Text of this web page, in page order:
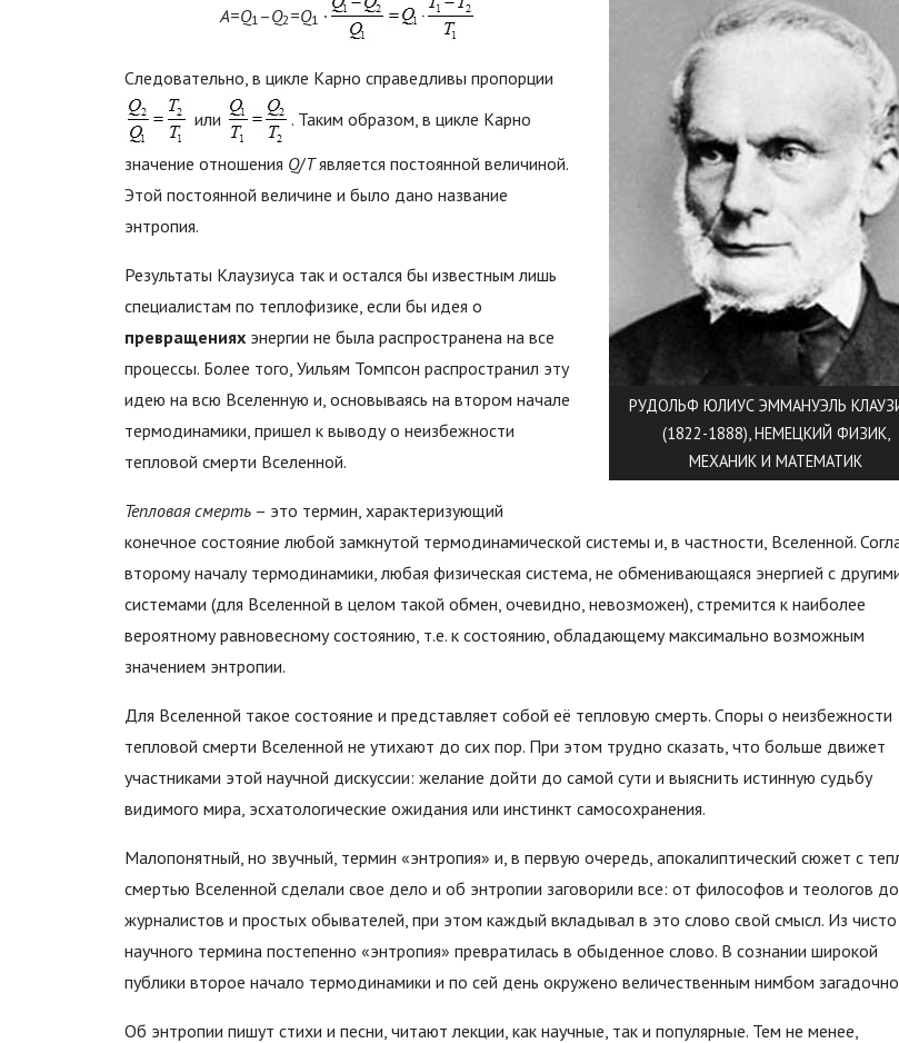
РУДОЛЬФ ЮЛИУС ЭММАНУЭЛЬ
(1822-1888), НЕМЕЦКИЙ ФИЗИК,
МЕХАНИК И МАТЕМАТИК
A=Q1 –Q2=Q1 ∙
Следовательно, в цикле Карно справедливы пропорции
или
. Таким образом, в цикле Карно
значение отношения Q/Tявляется постоянной величиной.
Этой постоянной величине и было дано название
энтропия.
Результаты Клаузиуса так и остался бы известным лишь
специалистам по теплофизике, если бы идея о
превращениях энергии не была распространена на все
процессы. Более того, Уильям Томпсон распространил эту
идею на всю Вселенную и, основываясь на втором начале
термодинамики, пришел к выводу о неизбежности
тепловой смерти Вселенной.
Тепловая смерть – это термин, характеризующий
конечное состояние любой замкнутой термодинамической системы и, в частности, Вселенной.
второму началу термодинамики, любая физическая система, не обменивающаяся энергией с
системами (для Вселенной в целом такой обмен, очевидно, невозможен), стремится к наиболее
вероятному равновесному состоянию, т.е. к состоянию, обладающему максимально возможным
значением энтропии.
Для Вселенной такое состояние и представляет собой её тепловую смерть. Споры о неизбежности
тепловой смерти Вселенной не утихают до сих пор. При этом трудно сказать, что больше движет
участниками этой научной дискуссии: желание дойти до самой сути и выяснить истинную судьбу
видимого мира, эсхатологические ожидания или инстинкт самосохранения.
Малопонятный, но звучный, термин «энтропия» и, в первую очередь, апокалиптический сюжет с
смертью Вселенной сделали свое дело и об энтропии заговорили все: от философов и теологов до
журналистов и простых обывателей, при этом каждый вкладывал в это слово свой смысл. Из чисто
научного термина постепенно «энтропия» превратилась в обыденное слово. В сознании широкой
публики второе начало термодинамики и по сей день окружено величественным нимбом
Об энтропии пишут стихи и песни, читают лекции, как научные, так и популярные. Тем не менее,